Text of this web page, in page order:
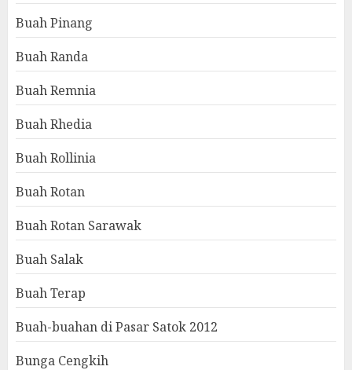
Buah Pinang
Buah Randa
Buah Remnia
Buah Rhedia
Buah Rollinia
Buah Rotan
Buah Rotan Sarawak
Buah Salak
Buah Terap
Buah-buahan di Pasar Satok 2012
Bunga Cengkih